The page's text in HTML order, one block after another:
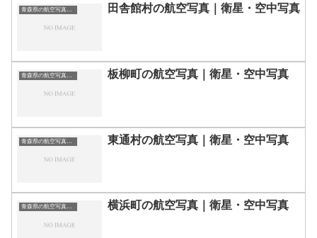
田舎館村の航空写真｜衛星・空中写真
板柳町の航空写真｜衛星・空中写真
東通村の航空写真｜衛星・空中写真
青森県の航空写真・空中写真 横浜町の航空写真｜衛星・空中写真